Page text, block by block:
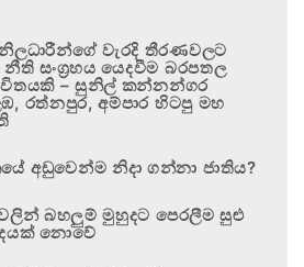
නිලධාරීන්ගේ වැරදි තීරණවලට
සංග්‍රහය යෙදවීම බරපතල
– සුනිල් කන්නන්ගර
රත්නපුර, අම්පාර හිටපු මහ
අඩුවෙන්ම නිදා ගන්නා ජාතිය?
බහලුම් මුහුදට පෙරලීම සුළු
නොවේ